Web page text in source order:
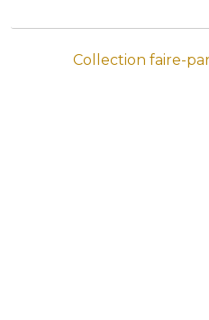
Collection faire-